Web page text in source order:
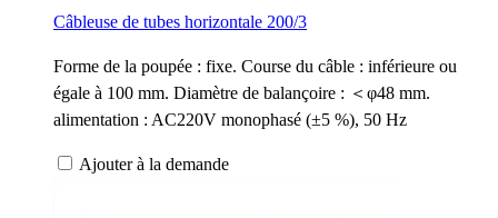
Câbleuse de tubes horizontale 200/3
Forme de la poupée : fixe. Course du câble : inférieure ou
égale à 100 mm. Diamètre de balançoire : ＜φ48 mm.
alimentation : AC220V monophasé (±5 %), 50 Hz
Ajouter à la demande